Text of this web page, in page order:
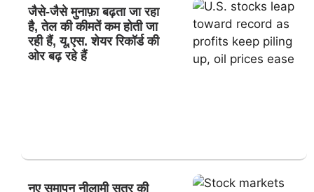
जैसे-जैसे मुनाफ़ा बढ़ता जा रहा
है, तेल की कीमतें कम होती जा
रही हैं, यू.एस. शेयर रिकॉर्ड की
ओर बढ़ रहे हैं
नए समापन नीलामी सत्र की